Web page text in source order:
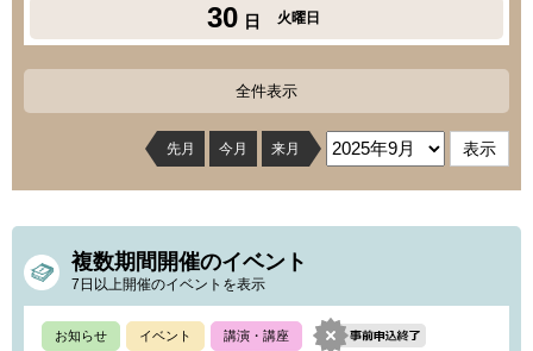
30 日 火曜日
全件表示
先月 今月 来月
複数期間開催のイベント
7日以上開催のイベントを表示
お知らせ イベント 講演・講座